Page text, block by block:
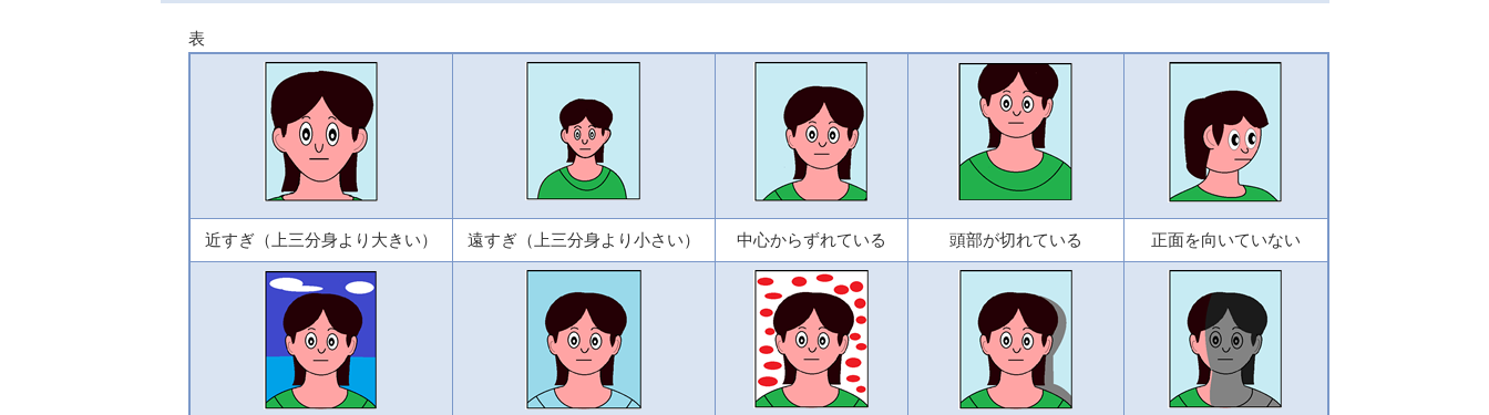
表
近すぎ（上三分身より大きい） 遠すぎ（上三分身より小さい） 中心からずれている 頭部が切れている 正面を向いていない